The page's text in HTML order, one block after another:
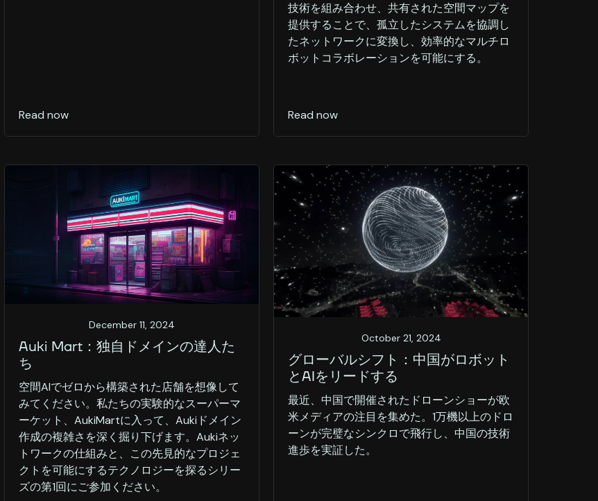
Read now
技術を組み合わせ、共有された空間マップを
提供することで、孤立したシステムを協調し
たネットワークに変換し、効率的なマルチロ
ボットコラボレーションを可能にする。
Read now
December 11, 2024
Auki Mart：独自ドメインの達人た
ち
空間AIでゼロから構築された店舗を想像して
みてください。私たちの実験的なスーパーマ
ーケット、AukiMartに入って、Aukiドメイン
作成の複雑さを深く掘り下げます。Aukiネッ
トワークの仕組みと、この先見的なプロジェ
クトを可能にするテクノロジーを探るシリー
ズの第1回にご参加ください。
October 21, 2024
グローバルシフト：中国がロボット
とAIをリードする
最近、中国で開催されたドローンショーが欧
米メディアの注目を集めた。1万機以上のドロ
ーンが完璧なシンクロで飛行し、中国の技術
進歩を実証した。